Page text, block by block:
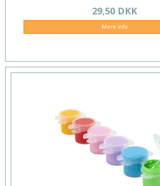
29,50 DKK
Mere info